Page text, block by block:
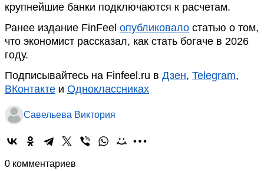
крупнейшие банки подключаются к расчетам.
Ранее издание FinFeel опубликовало статью о том,
что экономист рассказал, как стать богаче в 2026
году.
Подписывайтесь на Finfeel.ru в Дзен, Telegram,
ВКонтакте и Одноклассниках
Савельева Виктория
0 комментариев